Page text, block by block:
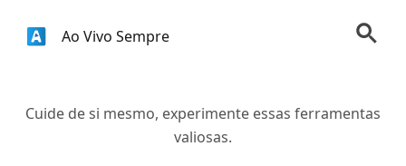
Ao Vivo Sempre
Cuide de si mesmo, experimente essas ferramentas
valiosas.